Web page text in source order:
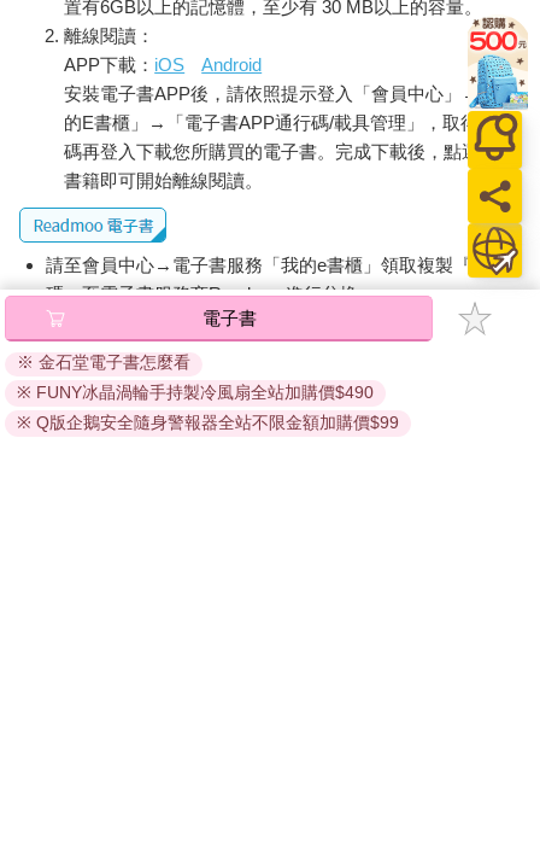
置有6GB以上的記憶體，至少有 30 MB以上的容量。
離線閱讀：
APP下載： iOS
Android
安裝電子書APP後，請依照提示登入「會員中心」→「我
的E書櫃」→「電子書APP通行碼/載具管理」，取得通行
碼再登入下載您所購買的電子書。完成下載後，點選任一
書籍即可開始離線閱讀。
請至會員中心→電子書服務「我的e書櫃」領取複製『兌換
碼』至電子書服務商Readmoo進行兌換。
退換貨須知：
因版權保護，您在金石堂所購買的電子書僅能以金石堂專屬
的閱讀軟體開啟閱讀，無法以其他閱讀器或直接下載檔案。
依據「消費者保護法」第19條及行政院消費者保護處公告之
電子書
※ 金石堂電子書怎麼看
※ FUNY冰晶渦輪手持製冷風扇全站加購價$490
※ Q版企鵝安全隨身警報器全站不限金額加購價$99